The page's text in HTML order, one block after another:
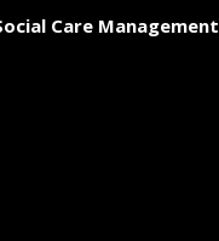
Care Management